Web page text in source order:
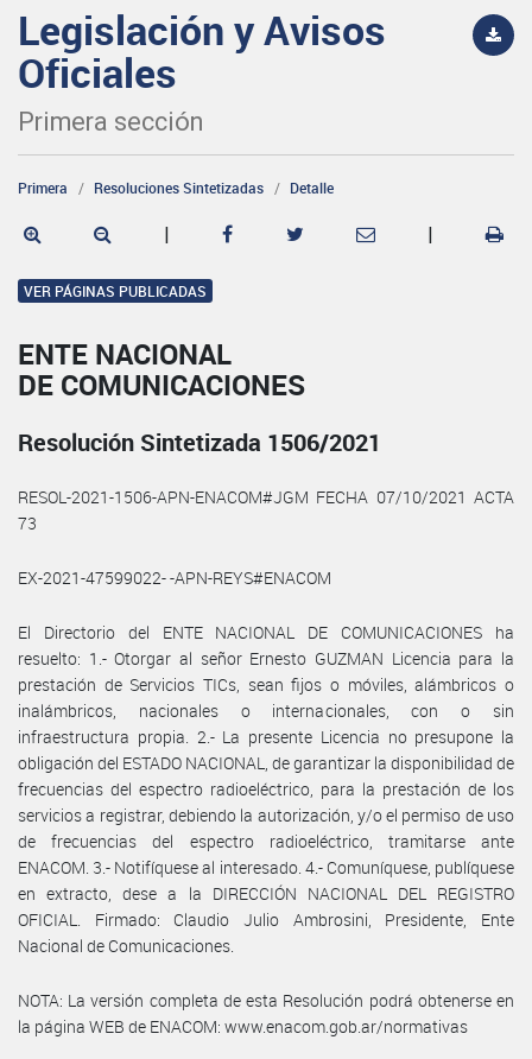
Legislación y Avisos
Oficiales
Primera sección
Primera Resoluciones Sintetizadas Detalle
| |
VER PÁGINAS PUBLICADAS
ENTE NACIONAL
DE COMUNICACIONES
Resolución Sintetizada 1506/2021
RESOL-2021-1506-APN-ENACOM#JGM FECHA 07/10/2021 ACTA
73
EX-2021-47599022- -APN-REYS#ENACOM
El Directorio del ENTE NACIONAL DE COMUNICACIONES ha
resuelto: 1.- Otorgar al señor Ernesto GUZMAN Licencia para la
prestación de Servicios TICs, sean fijos o móviles, alámbricos o
inalámbricos, nacionales o internacionales, con o sin
infraestructura propia. 2.- La presente Licencia no presupone la
obligación del ESTADO NACIONAL, de garantizar la disponibilidad de
frecuencias del espectro radioeléctrico, para la prestación de los
servicios a registrar, debiendo la autorización, y/o el permiso de uso
de frecuencias del espectro radioeléctrico, tramitarse ante
ENACOM. 3.- Notifíquese al interesado. 4.- Comuníquese, publíquese
en extracto, dese a la DIRECCIÓN NACIONAL DEL REGISTRO
OFICIAL. Firmado: Claudio Julio Ambrosini, Presidente, Ente
Nacional de Comunicaciones.
NOTA: La versión completa de esta Resolución podrá obtenerse en
la página WEB de ENACOM: www.enacom.gob.ar/normativas